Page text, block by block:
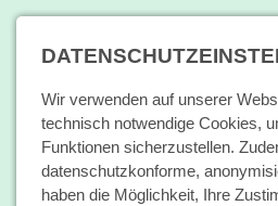
Wir verwenden auf unserer
technisch notwendige Cookies,
Funktionen sicherzustellen.
datenschutzkonforme,
haben die Möglichkeit, Ihre